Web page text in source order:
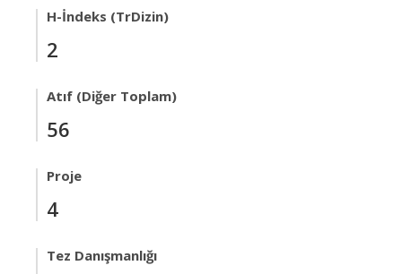
H-İndeks (TrDizin)
2
Atıf (Diğer Toplam)
56
Proje
4
Tez Danışmanlığı